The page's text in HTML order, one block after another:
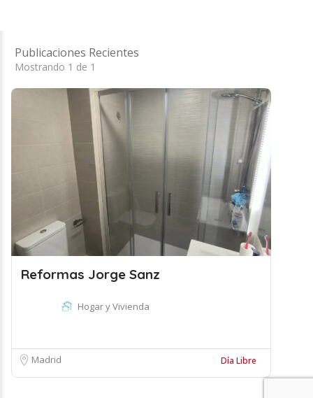
Publicaciones Recientes
Mostrando 1 de 1
Reformas Jorge Sanz
Hogar y Vivienda
Madrid Día Libre